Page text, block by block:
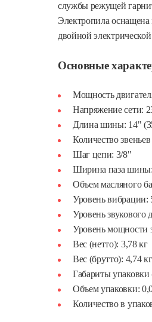
службы режущей
Электропила
двойной
Основные
Мощность
Напряжение сети:
Длина шины: 14"
Количество
Шаг цепи: 3/8"
Ширина паза
Объем масляного
Уровень вибрации:
Уровень звукового
Уровень мощности
Вес (нетто): 3,78 кг
Вес (брутто): 4,74 кг
Габариты
Объем упаковки:
Количество в